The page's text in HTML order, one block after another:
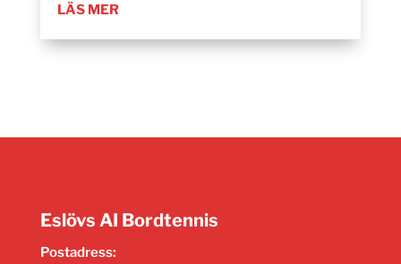
LÄS MER
Eslövs AI Bordtennis
Postadress: